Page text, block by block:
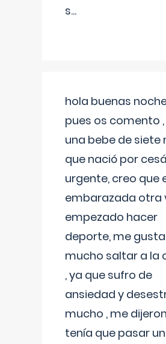
s...
hola buenas
pues os comento
una bebe de siete
que nació por
urgente, creo que
embarazada otra
empezado hacer
deporte, me gusta
mucho saltar a la
, ya que sufro de
ansiedad y
mucho , me
tenía que pasar